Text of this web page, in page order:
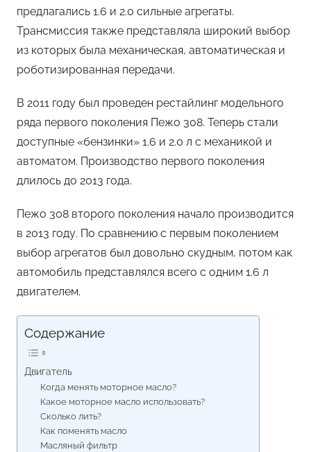
предлагались 1.6 и 2.0 сильные агрегаты.
Трансмиссия также представляла широкий выбор
из которых была механическая, автоматическая и
роботизированная передачи.
В 2011 году был проведен рестайлинг модельного
ряда первого поколения Пежо 308. Теперь стали
доступные «бензинки» 1.6 и 2.0 л с механикой и
автоматом. Производство первого поколения
длилось до 2013 года.
Пежо 308 второго поколения начало производится
в 2013 году. По сравнению с первым поколением
выбор агрегатов был довольно скудным, потом как
автомобиль представлялся всего с одним 1.6 л
двигателем.
Содержание
Двигатель
Когда менять моторное масло?
Какое моторное масло использовать?
Сколько лить?
Как поменять масло
Масляный фильтр